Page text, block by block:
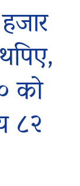
को
८२